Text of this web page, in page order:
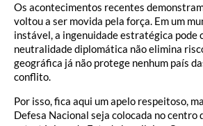
Os acontecimentos recentes
voltou a ser movida pela força. Em um
instável, a ingenuidade estratégica pode
neutralidade diplomática não elimina
geográfica já não protege nenhum país
conflito.
Por isso, fica aqui um apelo respeitoso,
Defesa Nacional seja colocada no centro